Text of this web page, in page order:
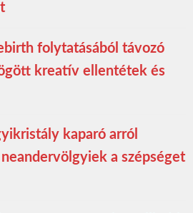
folytatásából távozó
kreatív ellentétek és
kaparó arról
a szépséget